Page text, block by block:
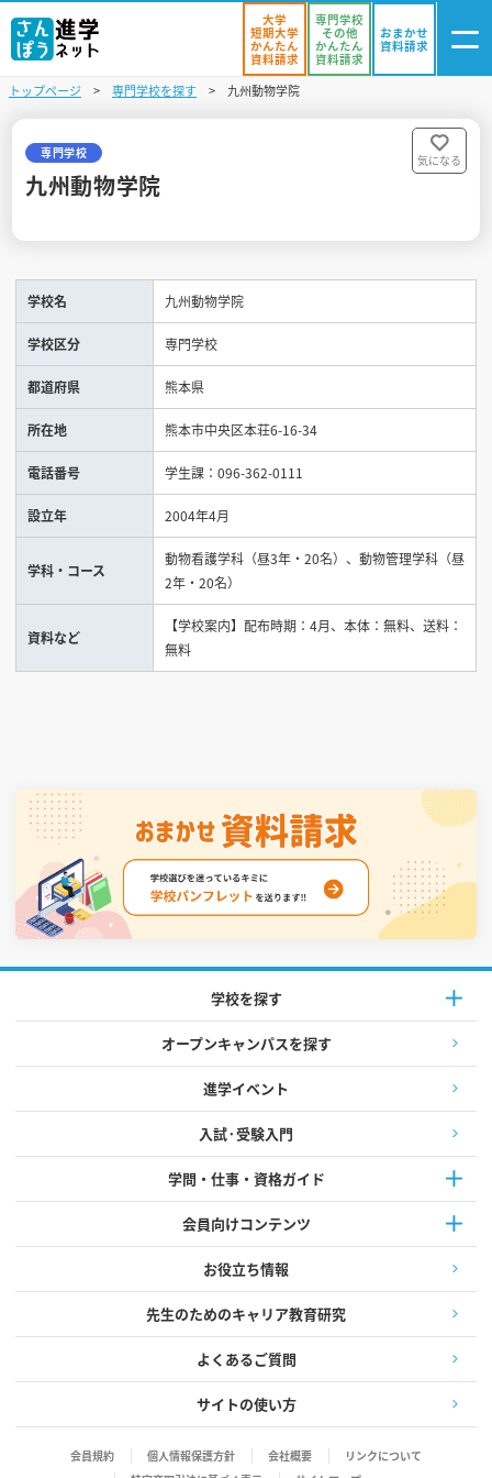
資料リスト
進学イベント
入試・受験入門
お役立ち情報
見学会WEB手引書
校内オンラインガイダンス
アンケートフォーム（学校用）
大学
短期大学
かんたん
資料請求
専門学校
その他
かんたん
資料請求
おまかせ
資料請求
トップページ 専門学校を探す 九州動物学院
専門学校
九州動物学院
気になる
学校名 九州動物学院
学校区分 専門学校
都道府県 熊本県
所在地 熊本市中央区本荘6-16-34
電話番号 学生課：096-362-0111
設立年 2004年4月
学科・コース
動物看護学科（昼3年・20名）、動物管理学科（昼
2年・20名）
資料など
【学校案内】配布時期：4月、本体：無料、送料：
無料
学校を探す
オープンキャンパスを探す
進学イベント
入試·受験入門
学問・仕事・資格ガイド
会員向けコンテンツ
お役立ち情報
先生のためのキャリア教育研究
よくあるご質問
サイトの使い方
会員規約 個人情報保護方針 会社概要
リンクについて